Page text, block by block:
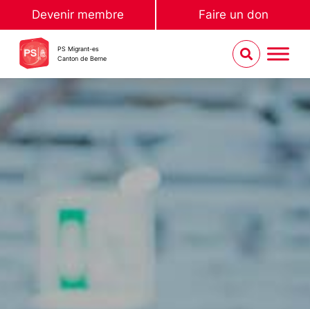
Devenir membre Faire un don
PS Migrant-es
Canton de Berne